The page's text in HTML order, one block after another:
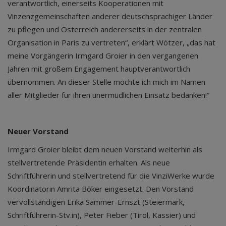
verantwortlich, einerseits Kooperationen mit
Vinzenzgemeinschaften anderer deutschsprachiger Länder
zu pflegen und Österreich andererseits in der zentralen
Organisation in Paris zu vertreten“, erklärt Wötzer, „das hat
meine Vorgängerin Irmgard Groier in den vergangenen
Jahren mit großem Engagement hauptverantwortlich
übernommen. An dieser Stelle möchte ich mich im Namen
aller Mitglieder für ihren unermüdlichen Einsatz bedanken!“
Neuer Vorstand
Irmgard Groier bleibt dem neuen Vorstand weiterhin als
stellvertretende Präsidentin erhalten. Als neue
Schriftführerin und stellvertretend für die VinziWerke wurde
Koordinatorin Amrita Böker eingesetzt. Den Vorstand
vervollständigen Erika Sammer-Ernszt (Steiermark,
Schriftführerin-Stv.in), Peter Fieber (Tirol, Kassier) und